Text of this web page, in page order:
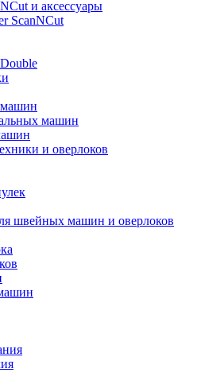
и аксессуары
ScanNCut
машин
и оверлоков
швейных машин и оверлоков